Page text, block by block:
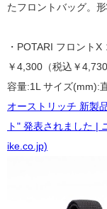
たフロントバッグ。
・POTARI フロントX
￥4,300（税込￥4,730
容量:1L サイズ(mm):
オーストリッチ 新製
ト" 発表されました |
ike.co.jp)